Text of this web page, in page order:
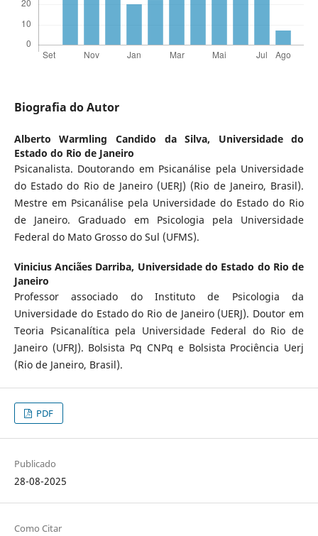
Biografia do Autor
Alberto Warmling Candido da Silva, Universidade do
Estado do Rio de Janeiro
Psicanalista. Doutorando em Psicanálise pela Universidade
do Estado do Rio de Janeiro (UERJ) (Rio de Janeiro, Brasil).
Mestre em Psicanálise pela Universidade do Estado do Rio
de Janeiro. Graduado em Psicologia pela Universidade
Federal do Mato Grosso do Sul (UFMS).
Vinicius Anciães Darriba, Universidade do Estado do Rio de
Janeiro
Professor associado do Instituto de Psicologia da
Universidade do Estado do Rio de Janeiro (UERJ). Doutor em
Teoria Psicanalítica pela Universidade Federal do Rio de
Janeiro (UFRJ). Bolsista Pq CNPq e Bolsista Prociência Uerj
(Rio de Janeiro, Brasil).
PDF
Publicado
28-08-2025
Como Citar